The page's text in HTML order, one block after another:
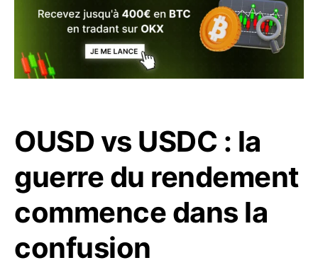
OUSD vs USDC : la
guerre du rendement
commence dans la
confusion